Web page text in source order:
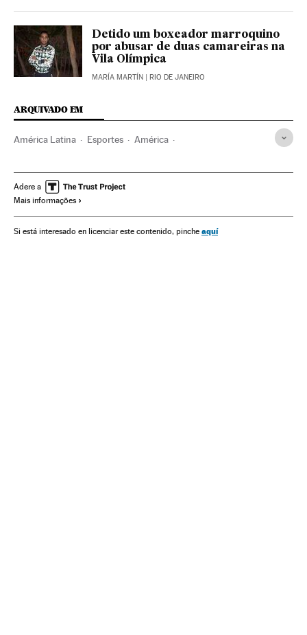
Detido um boxeador marroquino
por abusar de duas camareiras na
Vila Olímpica
MARÍA MARTÍN | RIO DE JANEIRO
ARQUIVADO EM
América Latina Esportes América
Olimpíadas Rio 2016 Caribe
Esportes combate
Adere a
Mais informações
Si está interesado en licenciar este contenido, pinche aquí